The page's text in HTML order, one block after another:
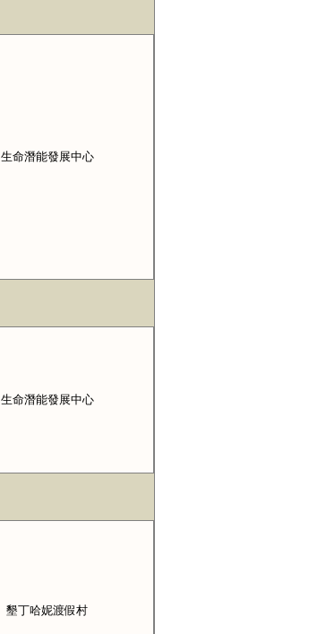
生命潛能發展中心
生命潛能發展中心
墾丁哈妮渡假村